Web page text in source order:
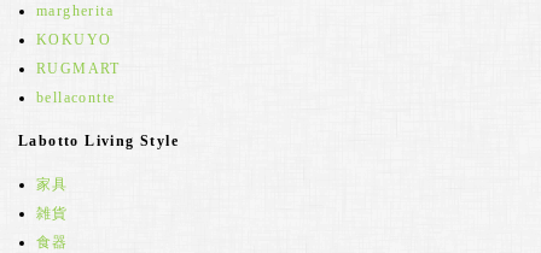
margherita
KOKUYO
RUGMART
bellacontte
Labotto Living Style
家具
雑貨
食器